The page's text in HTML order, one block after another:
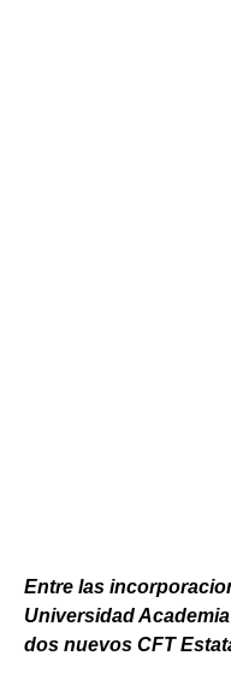
Entre las
Universidad
dos nuevos CFT